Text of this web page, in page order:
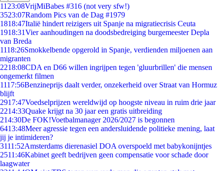
11 23:08VrijMiBabes #316 (not very sfw!)
3523:07Random Pics van de Dag #1979
1818:47Italië hindert reizigers uit Spanje na migratiecrisis Ceuta
1918:31Vier aanhoudingen na doodsbedreiging burgemeester Depla
van Breda
1118:26Smokkelbende opgerold in Spanje, verdienden miljoenen aan
migranten
2218:08CDA en D66 willen ingrijpen tegen 'gluurbrillen' die mensen
ongemerkt filmen
1117:56Benzineprijs daalt verder, onzekerheid over Straat van Hormuz
blijft
2917:47Voedselprijzen wereldwijd op hoogste niveau in ruim drie jaar
2214:33Quake krijgt na 30 jaar een gratis uitbreiding
214:30De FOK!Voetbalmanager 2026/2027 is begonnen
6413:48Meer agressie tegen een andersluidende politieke mening, laat
jij je intimideren?
3111:52Amsterdams dierenasiel DOA overspoeld met babykonijntjes
2511:46Kabinet geeft bedrijven geen compensatie voor schade door
laagwater